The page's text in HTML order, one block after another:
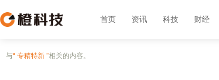
首页 资讯 科技 财经
与“ 专精特新 ”相关的内容。